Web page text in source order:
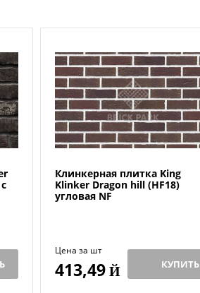
Клинкерная плитка King
Klinker Dragon hill (HF18)
угловая NF
Цена за шт
413,49Й КУПИТЬ